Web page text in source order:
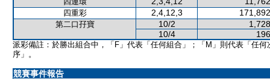
四重彩 2,4,12,3
第二口孖寶 10/2
10/4
派彩備註：於勝出組合中，「F」代表「任何組合」；「M」則代表「任何
序」。
競賽事件報告